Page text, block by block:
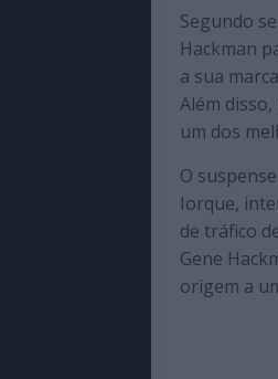
Segundo
Hackman
a sua
Além
um dos
O
Iorque,
de tráfico
Gene
origem a